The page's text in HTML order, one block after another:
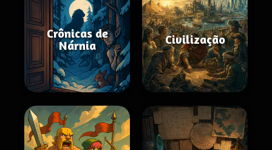
Crônicas de
Nárnia
Civilização